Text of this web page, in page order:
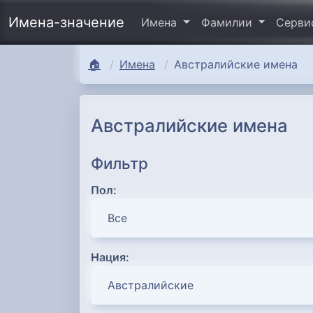
Имена-значение Имена Фамилии
🏠 Имена Австралийские имена
Австралийские имена
Фильтр
Пол:
Нация: